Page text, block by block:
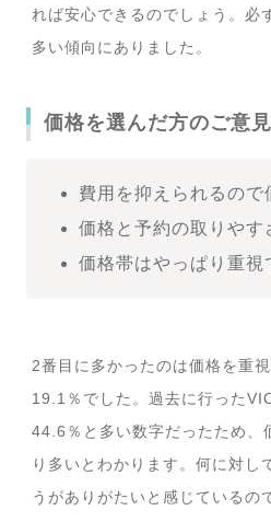
れば安心できるのでしょう。必
多い傾向にありました。
価格を選んだ方のご意見
費用を抑えられるので
価格と予約の取りやす
価格帯はやっぱり重視
2番目に多かったのは価格を重
19.1％でした。過去に行った
44.6％と多い数字だったため、
り多いとわかります。何に対し
うがありがたいと感じているの